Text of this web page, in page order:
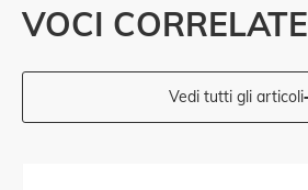
VOCI CORRELATE
Vedi tutti gli articoli